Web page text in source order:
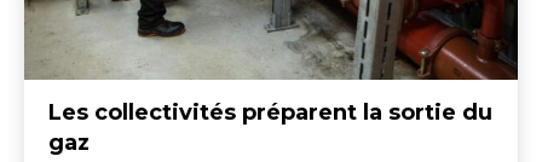
Les collectivités préparent la sortie du
gaz